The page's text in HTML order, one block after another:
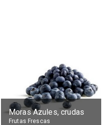
Moras Azules, crudas
Frutas Frescas